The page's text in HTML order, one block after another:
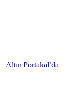
Altın Portakal’da